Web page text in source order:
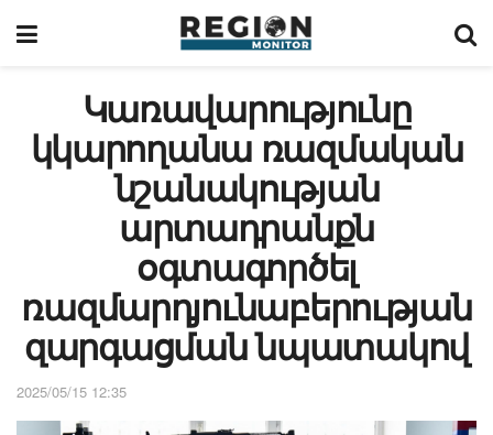
Կառավարությունը
կկարողանա ռազմական
նշանակության
արտադրանքն
օգտագործել
ռազմարդյունաբերության
զարգացման նպատակով
2025/05/15 12:35